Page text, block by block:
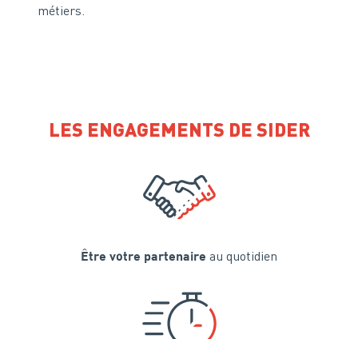
métiers.
LES ENGAGEMENTS DE SIDER
Être votre partenaire au quotidien